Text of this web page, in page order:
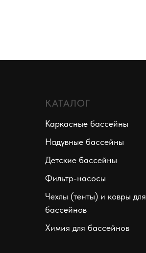
КАТАЛОГ
Каркасные бассейны
Надувные бассейны
Детские бассейны
Фильтр-насосы
Чехлы (тенты) и ковры для
бассейнов
Химия для бассейнов